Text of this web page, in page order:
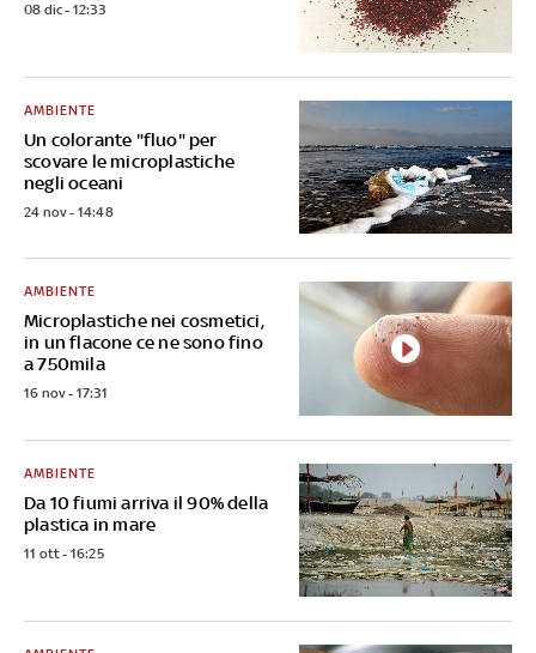
08 dic - 12:33
Un colorante "fluo" per
scovare le microplastiche
negli oceani
AMBIENTE
24 nov - 14:48
Microplastiche nei cosmetici,
in un flacone ce ne sono fino
a 750mila
AMBIENTE
16 nov - 17:31
Da 10 fiumi arriva il 90% della
plastica in mare
AMBIENTE
11 ott - 16:25